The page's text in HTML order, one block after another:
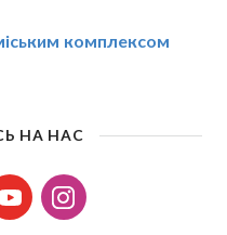
комплексом
НА НАС